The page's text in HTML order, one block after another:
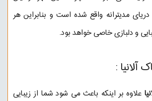
مدیترانه واقع شده است و بنابراین هر
و دلبازی خاصی خواهد بود.
آلانیا :
علاوه بر اینکه باعث می شود شما از زیبایی